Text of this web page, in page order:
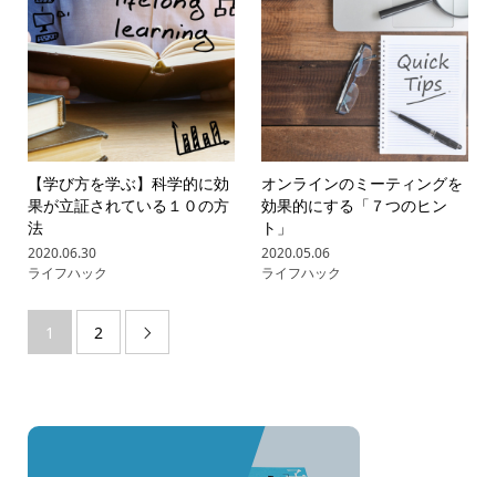
【学び方を学ぶ】科学的に効
果が立証されている１０の方
法
2020.06.30
ライフハック
オンラインのミーティングを
効果的にする「７つのヒン
ト」
2020.05.06
ライフハック
1 2 